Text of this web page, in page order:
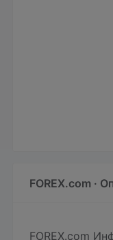
FOREX.com ·
FOREX.com